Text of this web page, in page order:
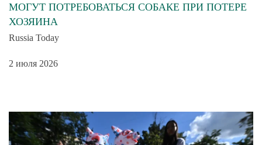
МОГУТ ПОТРЕБОВАТЬСЯ СОБАКЕ ПРИ ПОТЕРЕ
ХОЗЯИНА
Russia Today
2 июля 2026